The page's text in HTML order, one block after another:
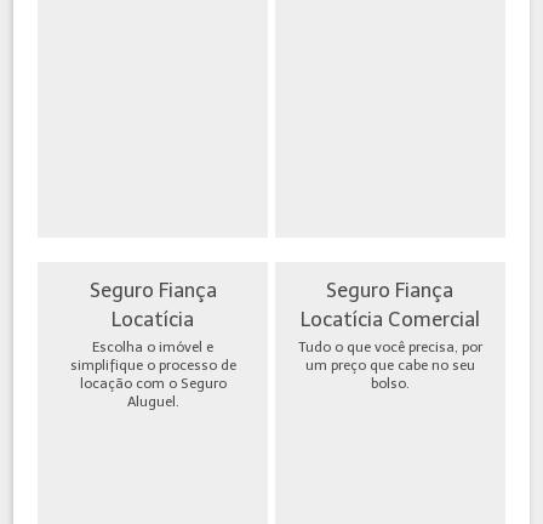
Seguro Fiança
Locatícia
Escolha o imóvel e
simplifique o processo de
locação com o Seguro
Aluguel.
Seguro Fiança
Locatícia Comercial
Tudo o que você precisa, por
um preço que cabe no seu
bolso.